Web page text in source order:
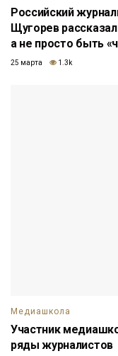
Российский
Щугорев
а не просто быть
25 марта 1.3k
Медиашкола
Участник
ряды журналистов